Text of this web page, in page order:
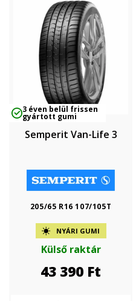
3 éven belül frissen
gyártott gumi
Semperit Van-Life 3
205/65 R16 107/105T
NYÁRI GUMI
Külső raktár
43 390 Ft